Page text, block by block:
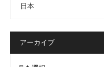
日本
アーカイブ